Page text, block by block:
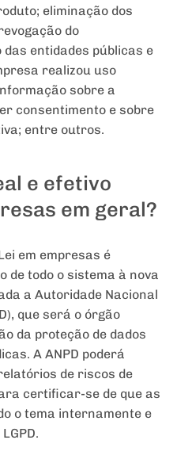
eliminação dos
do
entidades públicas e
realizou uso
sobre a
consentimento e sobre
entre outros.
e efetivo
em geral?
em empresas é
de todo o sistema à nova
a Autoridade Nacional
que será o órgão
da proteção de dados
A ANPD poderá
de riscos de
certificar-se de que as
o tema internamente e